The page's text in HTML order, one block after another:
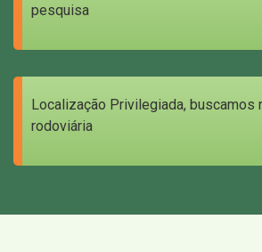
pesquisa
Localização Privilegiada, buscamos
rodoviária